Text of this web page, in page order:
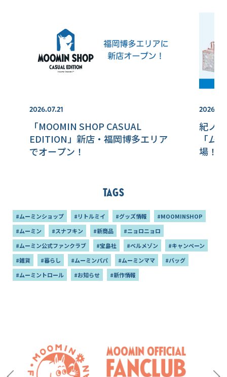
2026.07.21
「MOOMIN SHOP CASUAL
EDITION」新店・福岡博多エリア
でオープン！
紀ノ
「ム
場！
Tags
#ムーミンショップ #リトルミイ #グッズ情報
#MOOMINSHOP
#ムーミン
#スナフキン #新商品
#ニョロニョロ
#ムーミン公式ファンクラブ
#宝島社 #ベルメゾン
#キャンペーン
#雑貨
#暮らし #ムーミンパパ #ムーミンママ
#バッグ
#ムーミントロール
#お知らせ #新作情報